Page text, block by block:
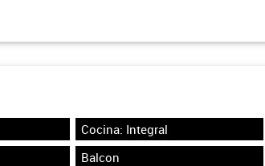
Cocina: Integral
Balcon